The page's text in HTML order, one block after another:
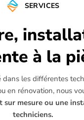
SERVICES
à la
dans les différentes
en rénovation, nous
sur mesure ou une
techniciens.